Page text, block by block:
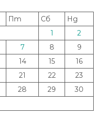
Пт Сб
Нд
1
2
7 8
9
14 15
16
21 22
23
28 29
30